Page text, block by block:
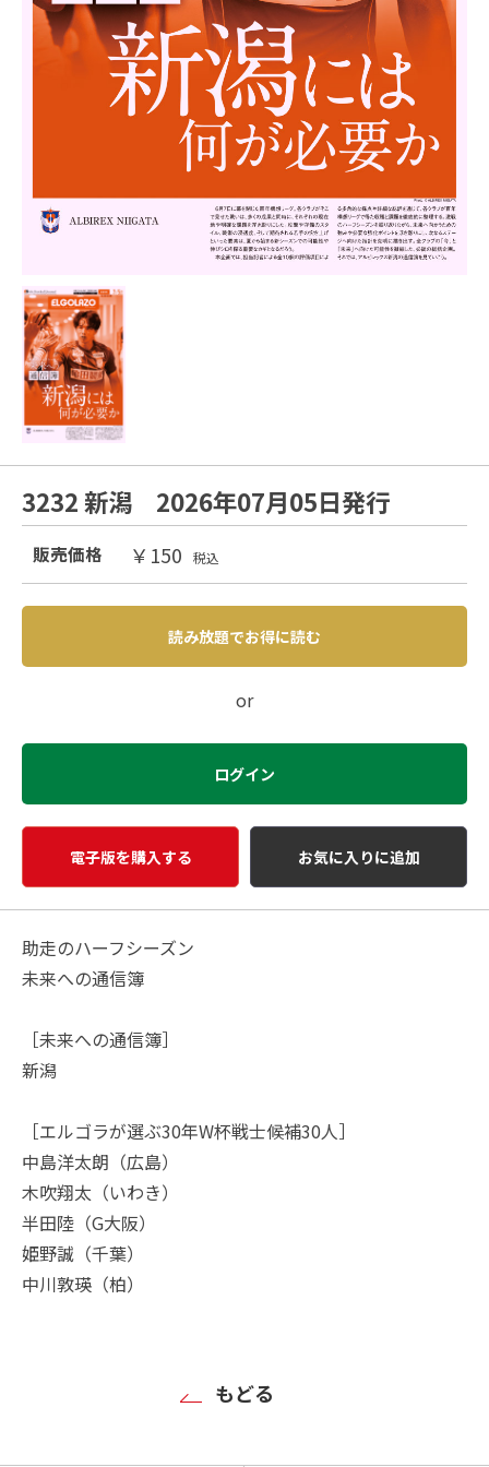
3232 新潟 2026年07月05日発行
販売価格 ￥150 税込
読み放題でお得に読む
or
ログイン
電子版を購入する お気に入りに追加
助走のハーフシーズン
未来への通信簿
［未来への通信簿］
新潟
［エルゴラが選ぶ30年W杯戦士候補30人］
中島洋太朗（広島）
木吹翔太（いわき）
半田陸（G大阪）
姫野誠（千葉）
中川敦瑛（柏）
もどる